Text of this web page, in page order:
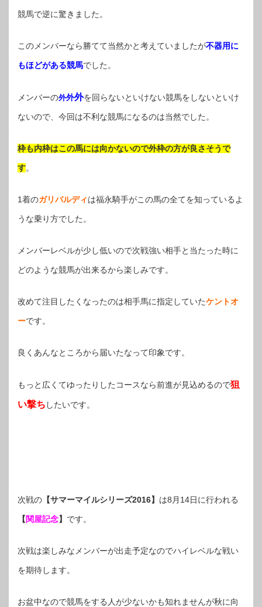
競馬で逆に驚きました。
このメンバーなら勝てて当然かと考えていましたが不器用に
もほどがある競馬でした。
メンバーの外外外を回らないといけない競馬をしないといけ
ないので、今回は不利な競馬になるのは当然でした。
枠も内枠はこの馬には向かないので外枠の方が良さそうで
す。
1着のガリバルディは福永騎手がこの馬の全てを知っているよ
うな乗り方でした。
メンバーレベルが少し低いので次戦強い相手と当たった時に
どのような競馬が出来るから楽しみです。
改めて注目したくなったのは相手馬に指定していたケントオ
ーです。
良くあんなところから届いたなって印象です。
もっと広くてゆったりしたコースなら前進が見込めるので狙
い撃ち したいです。
次戦の 【サマーマイルシリーズ2016】 は8月14日に行われる
【関屋記念】 です。
次戦は楽しみなメンバーが出走予定なのでハイレベルな戦い
を期待します。
お盆中なので競馬をする人が少ないかも知れませんが秋に向